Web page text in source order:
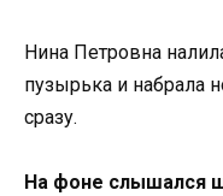
Нина Петровна
пузырька и набрала
сразу.
На фоне слышался